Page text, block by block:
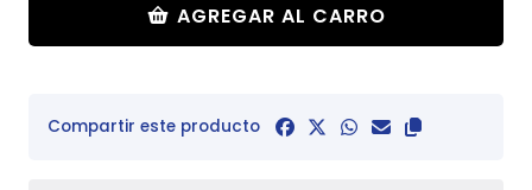
AGREGAR AL CARRO
Compartir este producto